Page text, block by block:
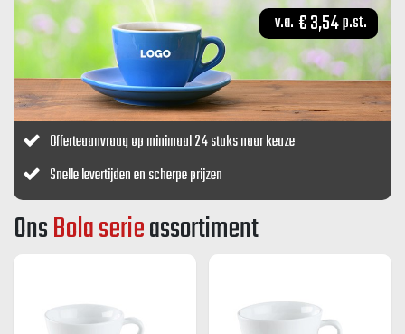
€ 3,54
Offerteaanvraag op minimaal 24 stuks naar keuze
Snelle levertijden en scherpe prijzen
OnsBola serieassortiment